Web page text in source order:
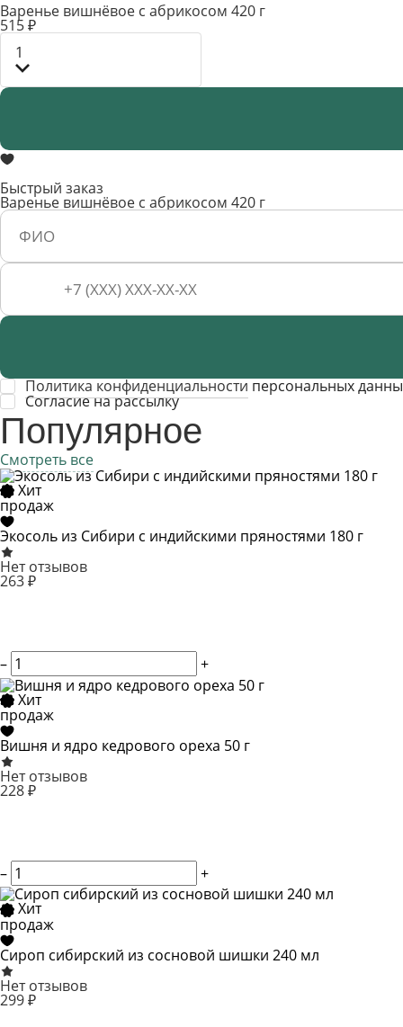
Варенье вишнёвое с абрикосом 420 г
515 ₽
1
Быстрый заказ
Варенье вишнёвое с абрикосом 420 г
Политика конфиденциальности персональных
Cогласие на рассылку
Популярное
Смотреть все
Хит
продаж
Экосоль из Сибири с индийскими пряностями 180 г
Нет отзывов
263 ₽
–
+
Хит
продаж
Вишня и ядро кедрового ореха 50 г
Нет отзывов
228 ₽
–
+
Хит
продаж
Сироп сибирский из сосновой шишки 240 мл
Нет отзывов
299 ₽